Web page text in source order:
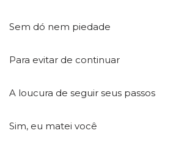
Sem dó nem piedade
Para evitar de continuar
A loucura de seguir seus passos
Sim, eu matei você